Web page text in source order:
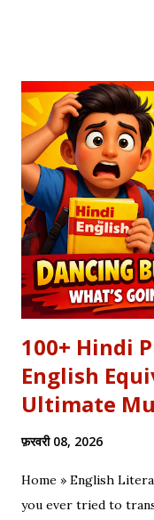
Explore our Best
Ras Kavitayein. तलवार,
पिपासु महारथी इक दूजे
थे, एक तरफ थे योद्धा सब, एक
ताक रहे थे जी, और पार्थ के
नजारे देखन में कुछ खास लगे,
100+ Hindi
English
Ultimate
फ़रवरी 08, 2026
Home » English
you ever tried to